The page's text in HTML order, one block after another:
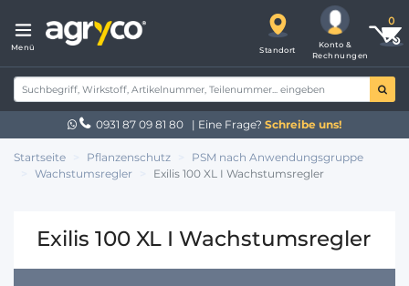
Menü Standort
Konto &
Rechnungen
0931 87 09 81 80 | Eine Frage? Schreibe uns!
Startseite Pflanzenschutz
PSM nach Anwendungsgruppe
Wachstumsregler
Exilis 100 XL I Wachstumsregler
Exilis 100 XL I Wachstumsregler